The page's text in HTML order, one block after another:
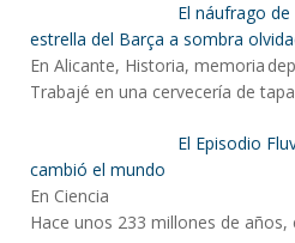
El náufrago
estrella del Barça a sombra
En Alicante, Historia, memoria
Trabajé en una cervecería de
El Episodio
cambió el mundo
En Ciencia
Hace unos 233 millones de años,